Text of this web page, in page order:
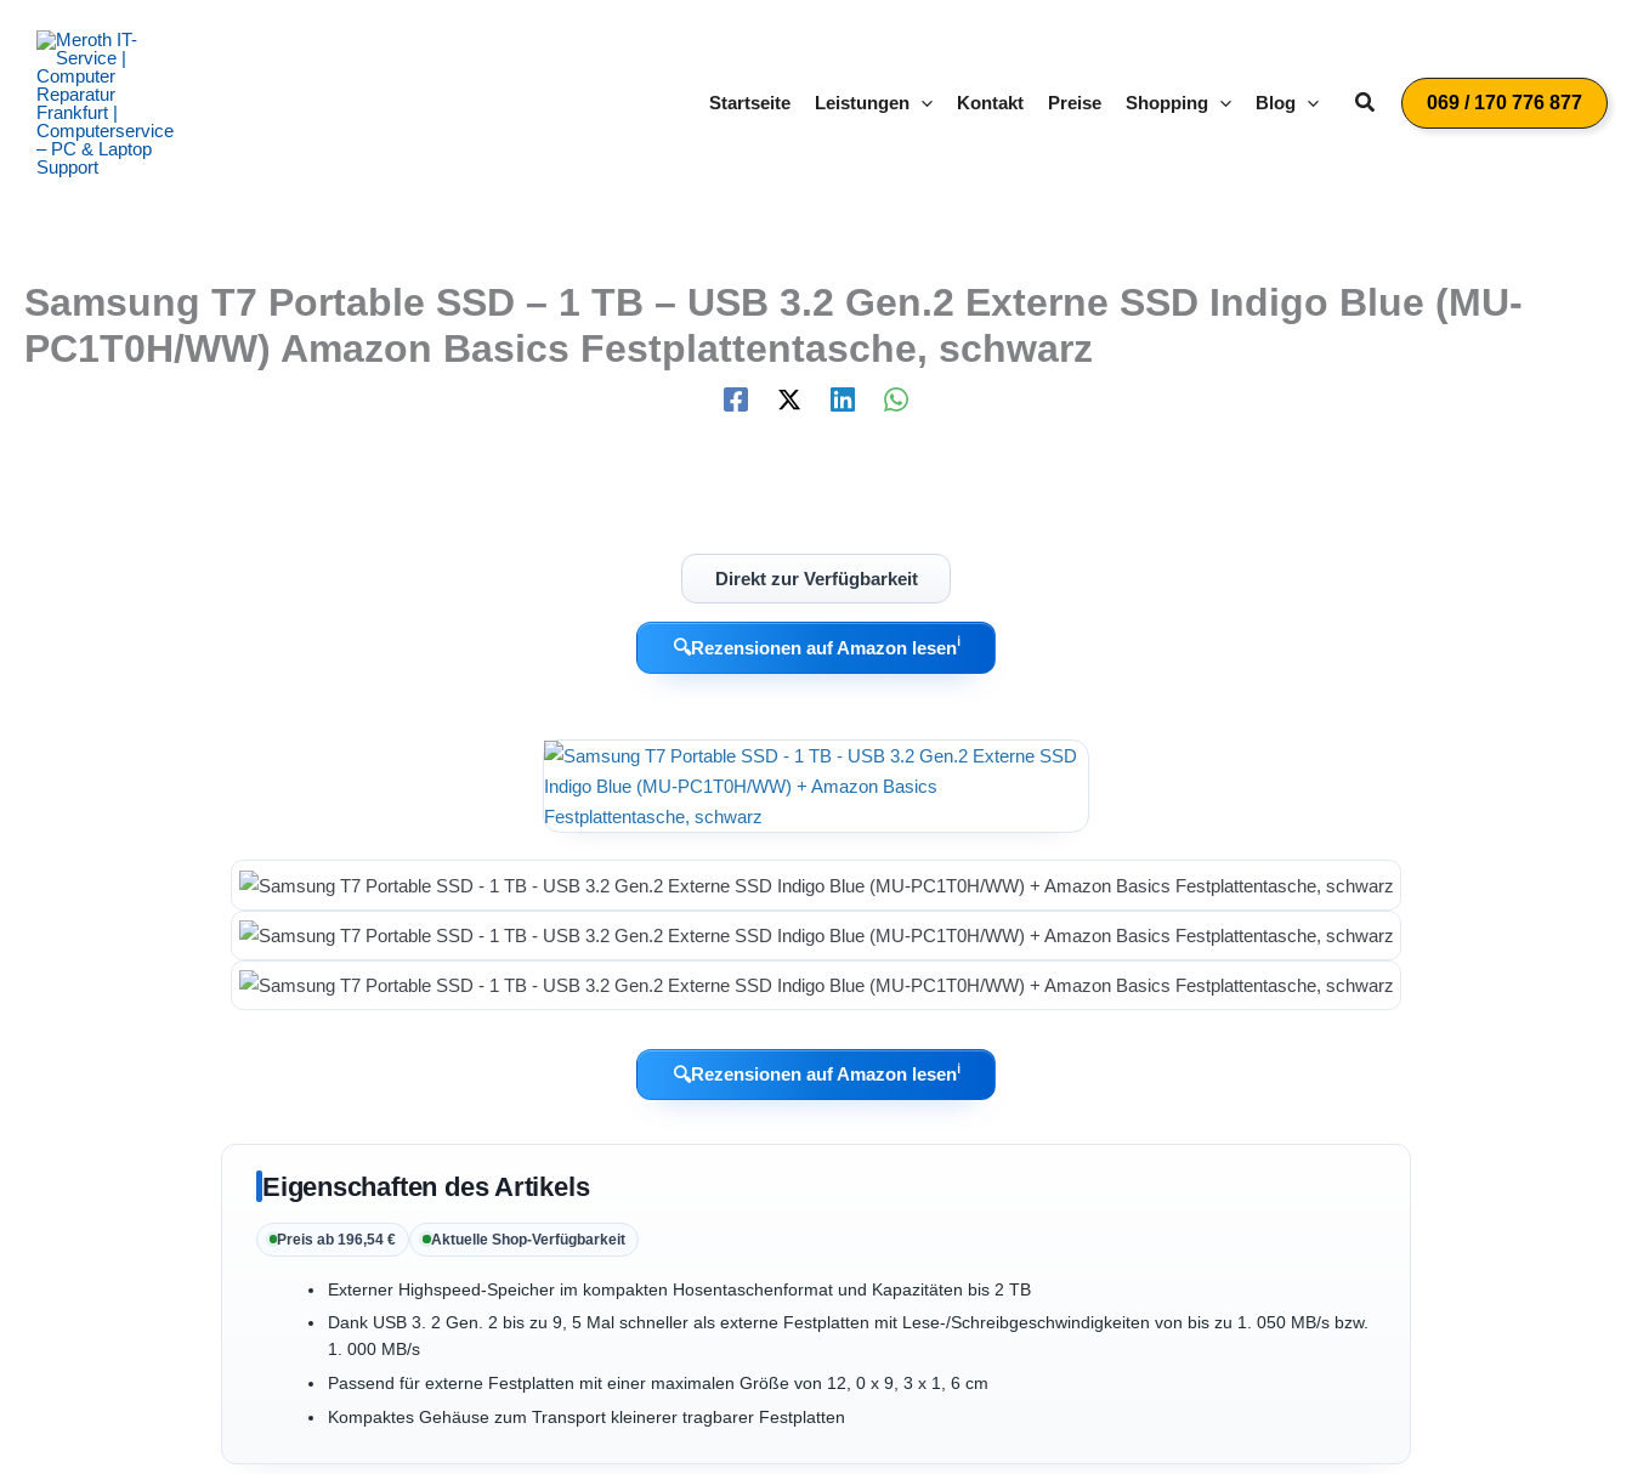
Inhalt
springen
Startseite
Leistungen Kontakt Preise Shopping Blog Suchen069 / 170 776 877
Samsung T7 Portable SSD – 1 TB – USB 3.2 Gen.2 Externe SSD Indigo Blue (MU-
PC1T0H/WW) Amazon Basics Festplattentasche, schwarz
Direkt zur Verfügbarkeit
🔍Rezensionen auf Amazon lesenℹ︎
🔍Rezensionen auf Amazon lesenℹ︎
Eigenschaften des Artikels
Preis ab 196,54 € Aktuelle Shop-Verfügbarkeit
Externer Highspeed-Speicher im kompakten Hosentaschenformat und Kapazitäten bis 2 TB
Dank USB 3. 2 Gen. 2 bis zu 9, 5 Mal schneller als externe Festplatten mit Lese-/Schreibgeschwindigkeiten von bis zu 1. 050 MB/s bzw.
1. 000 MB/s
Passend für externe Festplatten mit einer maximalen Größe von 12, 0 x 9, 3 x 1, 6 cm
Kompaktes Gehäuse zum Transport kleinerer tragbarer Festplatten